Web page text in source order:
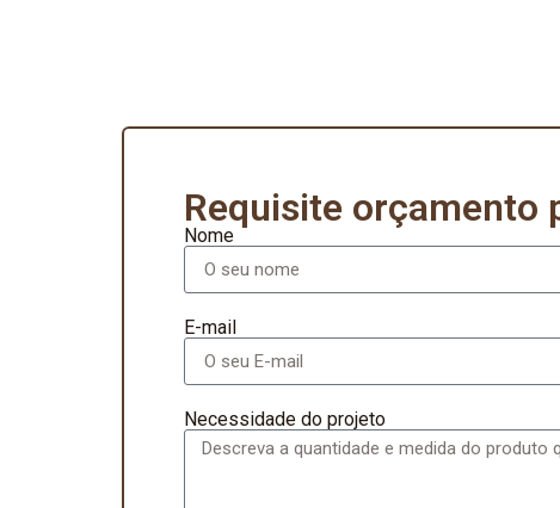
Requisite orçamento
Nome
E-mail
Necessidade do projeto